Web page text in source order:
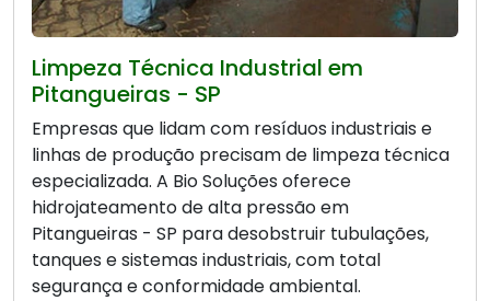
Limpeza Técnica Industrial em
Pitangueiras - SP
Empresas que lidam com resíduos industriais e
linhas de produção precisam de limpeza técnica
especializada. A Bio Soluções oferece
hidrojateamento de alta pressão em
Pitangueiras - SP para desobstruir tubulações,
tanques e sistemas industriais, com total
segurança e conformidade ambiental.